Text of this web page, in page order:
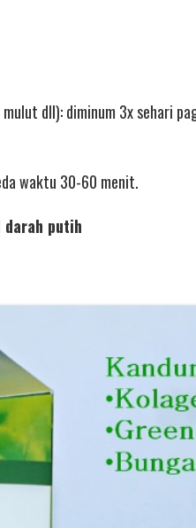
dll): diminum 3x sehari
waktu 30-60 menit.
putih